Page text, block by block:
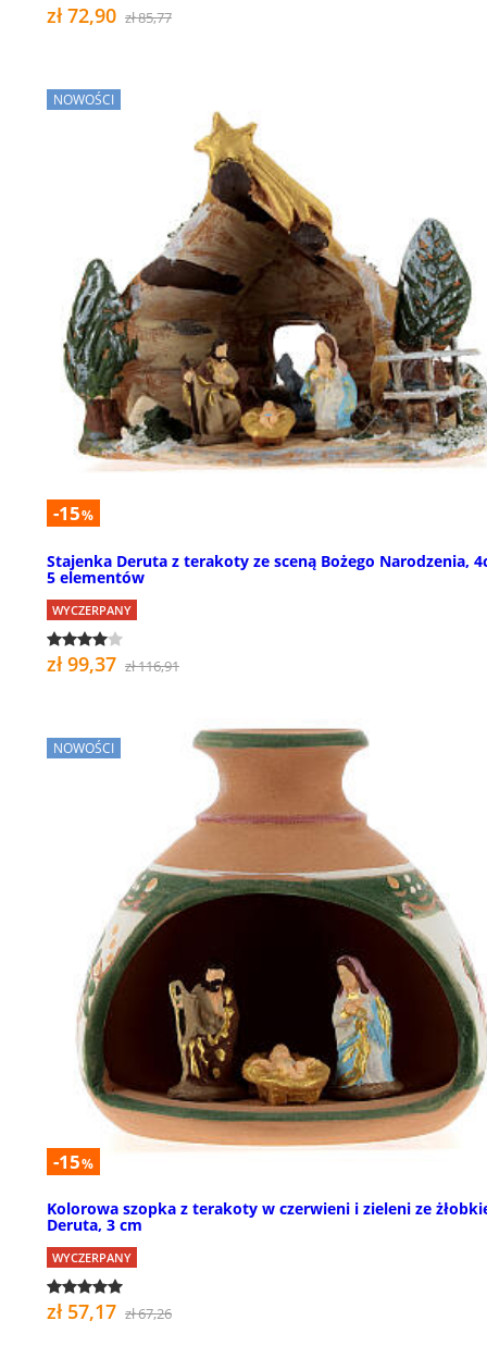
zł 72,90 zł 85,77
NOWOŚCI
-15%
Stajenka Deruta z terakoty ze sceną Bożego Narodzenia,
5 elementów
WYCZERPANY
zł 99,37 zł 116,91
NOWOŚCI
-15%
Kolorowa szopka z terakoty w czerwieni i zieleni ze
Deruta, 3 cm
WYCZERPANY
zł 57,17 zł 67,26